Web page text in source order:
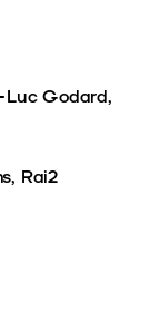
Godard,
Rai2